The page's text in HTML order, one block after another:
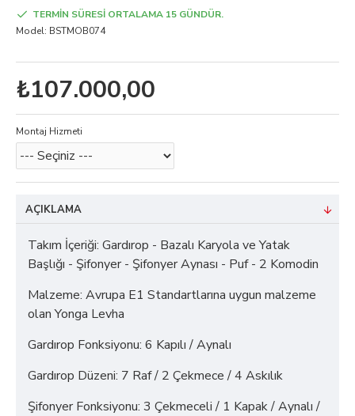
₺107.000,00
TERMIN SÜRESI ORTALAMA 15 GÜNDÜR.
Model: BSTMOB074
Montaj Hizmeti
AÇIKLAMA
Takım İçeriği: Gardırop - Bazalı Karyola ve Yatak
Başlığı - Şifonyer - Şifonyer Aynası - Puf - 2 Komodin
Malzeme: Avrupa E1 Standartlarına uygun malzeme
olan Yonga Levha
Gardırop Fonksiyonu: 6 Kapılı / Aynalı
Gardırop Düzeni: 7 Raf / 2 Çekmece / 4 Askılık
Şifonyer Fonksiyonu: 3 Çekmeceli / 1 Kapak / Aynalı /